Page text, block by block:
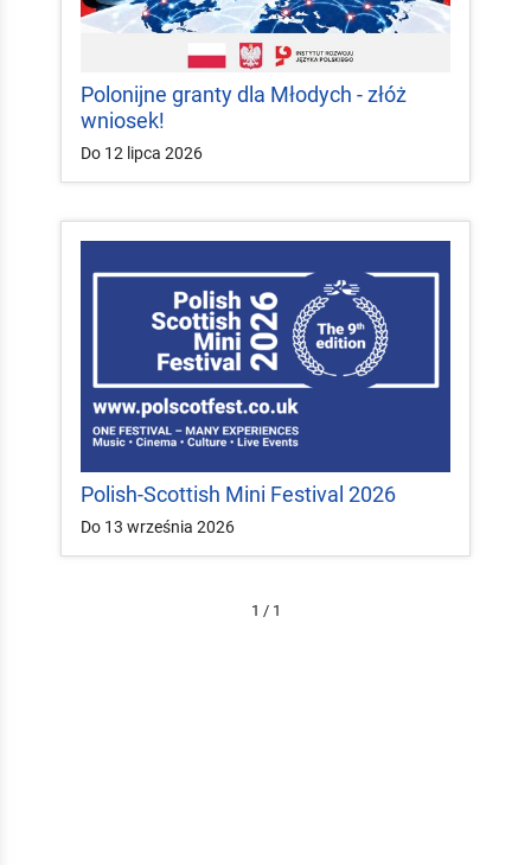
Polonijne granty dla Młodych - złóż
wniosek!
Do 12 lipca 2026
Polish-Scottish Mini Festival 2026
Do 13 września 2026
1 / 1